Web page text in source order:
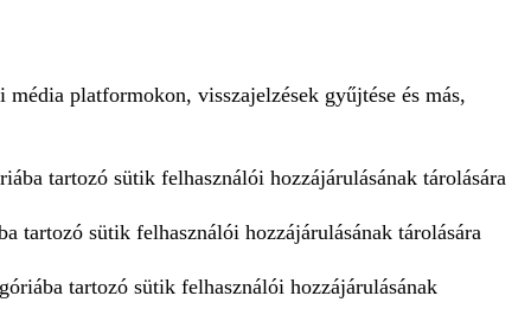
platformokon, visszajelzések gyűjtése és más,
tartozó sütik felhasználói hozzájárulásának tárolására
tartozó sütik felhasználói hozzájárulásának tárolására
tartozó sütik felhasználói hozzájárulásának